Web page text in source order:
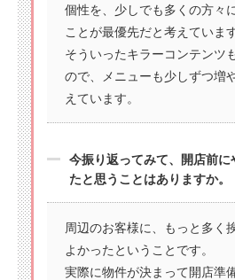
個性を、少しでも多くの方々
ことが最優先だと考えています
そういったキラーコンテンツ
ので、メニューも少しずつ増
えています。
今振り返ってみて、開店前に
たと思うことはありますか。
周辺のお客様に、もっと多く
よかったということです。
実際に物件が決まって開店準